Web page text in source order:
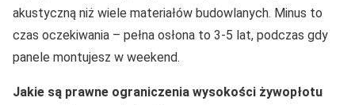
akustyczną niż wiele materiałów budowlanych. Minus to
czas oczekiwania – pełna osłona to 3-5 lat, podczas gdy
panele montujesz w weekend.
Jakie są prawne ograniczenia wysokości żywopłotu